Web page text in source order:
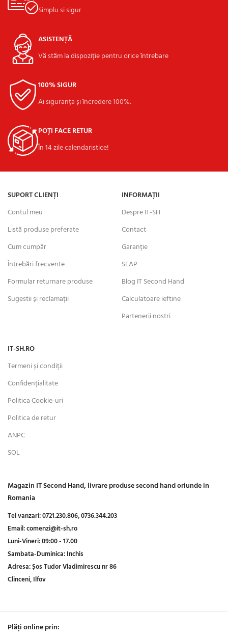
Simplu si sigur
ASISTENȚĂ
Vă stăm la dispoziție pentru orice întrebare
100% SIGUR
Ai siguranța și încredere 100%.
POȚI FACE RETUR
În 14 zile calendaristice!
SUPORT CLIENȚI
Contul meu
Listă produse preferate
Cum cumpăr
Întrebări frecvente
Formular returnare produse
Sugestii și reclamații
INFORMAȚII
Despre IT-SH
Contact
Garanție
SEAP
Blog IT Second Hand
Calculatoare ieftine
Partenerii nostri
IT-SH.RO
Termeni și condiții
Confidențialitate
Politica Cookie-uri
Politica de retur
ANPC
SOL
Magazin IT Second Hand, livrare produse second hand oriunde in
Romania
Tel vanzari:0721.230.806,0736.344.203
Email:comenzi@it-sh.ro
Luni-Vineri:09:00 - 17.00
Sambata-Duminica:Inchis
Adresa:Șos Tudor Vladimirescu nr 86
Clinceni, Ilfov
Plăți online prin: